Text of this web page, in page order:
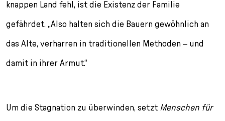
knappen Land fehl, ist die Existenz der Familie
gefährdet. „Also halten sich die Bauern gewöhnlich an
das Alte, verharren in traditionellen Methoden – und
damit in ihrer Armut.“
Um die Stagnation zu überwinden, setzt Menschen für